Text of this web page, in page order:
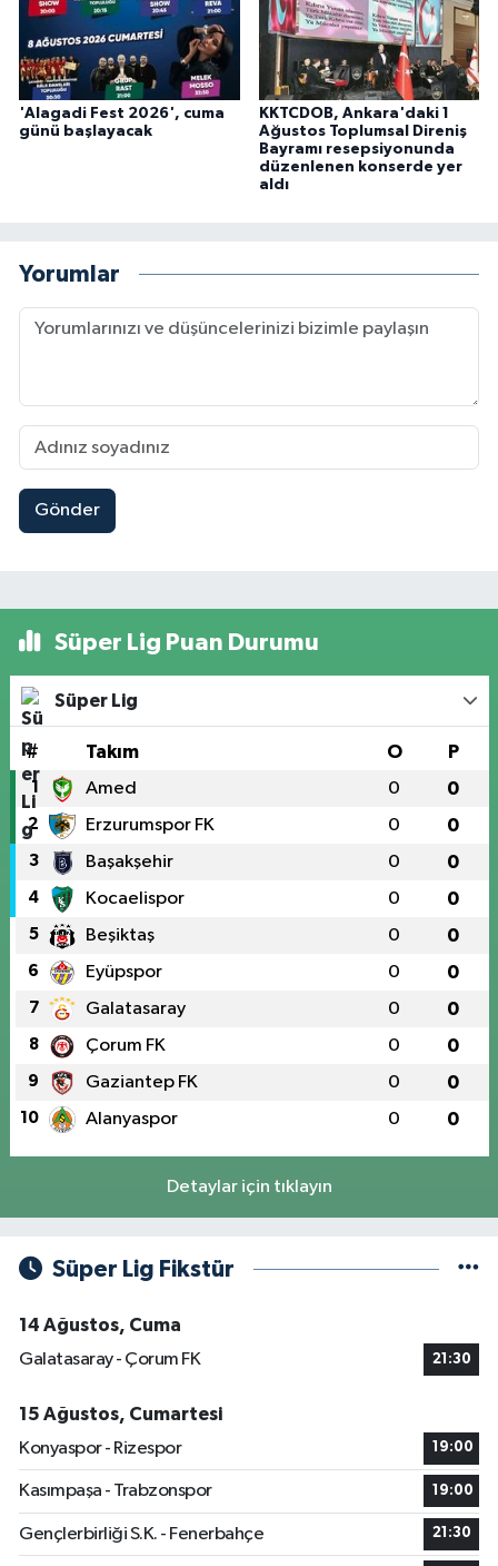
'Alagadi Fest 2026', cuma
günü başlayacak
KKTCDOB, Ankara'daki 1
Ağustos Toplumsal Direniş
Bayramı resepsiyonunda
düzenlenen konserde yer
aldı
Yorumlar
Gönder
Süper Lig Puan Durumu
Süper Lig
# Takım O P
1 Amed 0 0
2 Erzurumspor FK 0 0
3 Başakşehir 0 0
4 Kocaelispor 0 0
5 Beşiktaş 0 0
6 Eyüpspor 0 0
7 Galatasaray 0 0
8 Çorum FK 0 0
9 Gaziantep FK 0 0
10 Alanyaspor 0 0
Detaylar için tıklayın
Süper Lig Fikstür
14 Ağustos, Cuma
Galatasaray - Çorum FK
21:30
15 Ağustos, Cumartesi
Konyaspor - Rizespor
19:00
Kasımpaşa - Trabzonspor 19:00
Gençlerbirliği S.K. - Fenerbahçe 21:30